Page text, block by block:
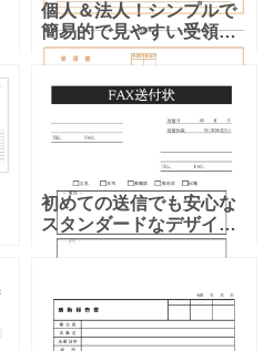
個人＆法人！シンプルで
簡易的で見やすい受領書
「Excel・Word・PDF・
トとなり、ダウンロード
頂く事で、印刷するPDF
や編集、直接入
初めての送信でも安心な
スタンダードなデザイン
のFAX送付状となり、ダ
す。 初めてFAX送付状を
送る場合などにも安心な